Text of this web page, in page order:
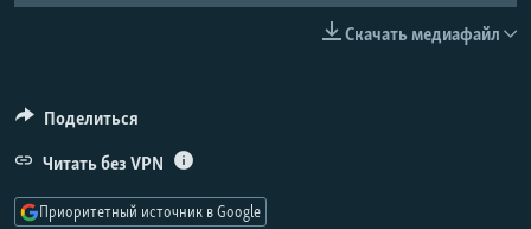
СОЦИАЛЬНЫЕ СЕТИ
Скачать медиафайл
Поделиться
Читать без VPN
Приоритетный источник в Google